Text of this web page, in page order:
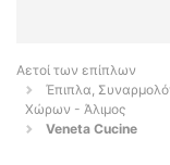
Αετοί των επίπλων
Έπιπλα,
Χώρων - Άλιμος
Veneta Cucine